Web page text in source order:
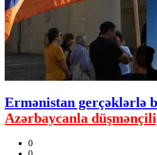
Ermənistan gerçəklərlə
Azərbaycanla
0